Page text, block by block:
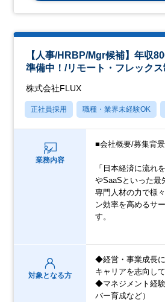
【人事/HRBP/Mgr候補】年収
準備中！/リモート・フレックス
株式会社FLUX
正社員採用 職種・業界未経験OK
業務内容
■会社概要/募集背景
「日本経済に流れ
やSaaSといった最
専門人材の力で様
ン効率を高めるサ
す。
対象となる方
◆経営・事業成長
キャリアを志向し
◆マネジメント経
バー育成など）